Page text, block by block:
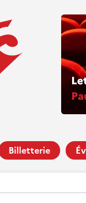
Billetterie